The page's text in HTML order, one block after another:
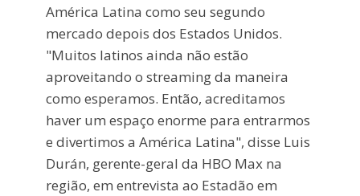
América Latina como seu segundo
mercado depois dos Estados Unidos.
"Muitos latinos ainda não estão
aproveitando o streaming da maneira
como esperamos. Então, acreditamos
haver um espaço enorme para entrarmos
e divertimos a América Latina", disse Luis
Durán, gerente-geral da HBO Max na
região, em entrevista ao Estadão em